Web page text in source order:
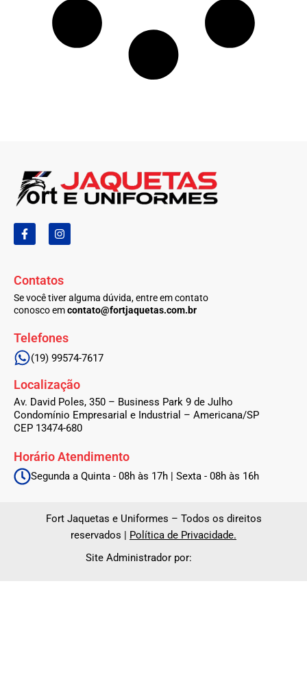
F
a
o
o
k
-
I
n
g
r
a
m
Contatos
Se você tiver alguma dúvida, entre em contato
conosco emcontato@fortjaquetas.com.br
Telefones
(19) 99574-7617
Localização
Av. David Poles, 350 – Business Park 9 de Julho
Condomínio Empresarial e Industrial – Americana/SP
CEP 13474-680
Horário Atendimento
Segunda a Quinta - 08h às 17h | Sexta - 08h às 16h
Fort Jaquetas e Uniformes – Todos os direitos
reservados | Política de Privacidade.
Site Administrador por: